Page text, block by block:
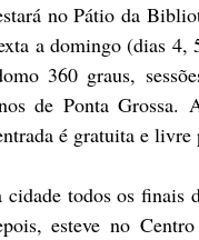
no Pátio da
a domingo (dias 4,
360 graus,
de Ponta Grossa.
é gratuita e livre
todos os finais
esteve no